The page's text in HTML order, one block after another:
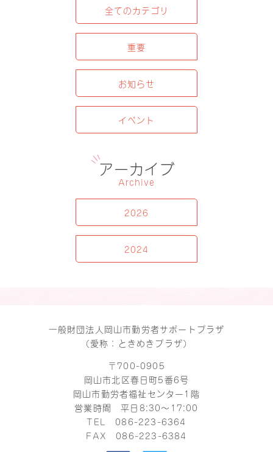
全てのカテゴリ
重要
お知らせ
イベント
アーカイブ
Archive
2026
2024
一般財団法人岡山市勤労者サポートプラザ
（愛称：ときめきプラザ）
〒700-0905
岡山市北区春日町5番6号
岡山市勤労者福祉センター1階
営業時間 平日8:30～17:00
TEL086-223-6364
FAX 086-223-6384